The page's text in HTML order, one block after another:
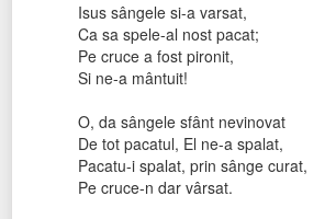
Isus sângele si-a varsat,
Ca sa spele-al nost pacat;
Pe cruce a fost pironit,
Si ne-a mântuit!
O, da sângele sfânt nevinovat
De tot pacatul, El ne-a spalat,
Pacatu-i spalat, prin sânge curat,
Pe cruce-n dar vârsat.